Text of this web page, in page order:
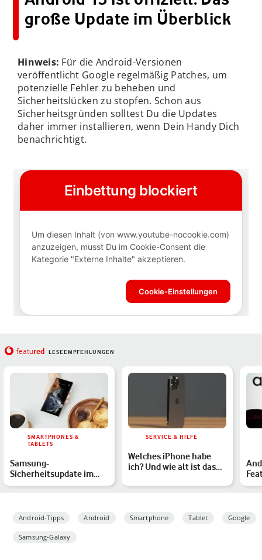
große Update im Überblick
Hinweis: Für die Android-Versionen
veröffentlicht Google regelmäßig Patches, um
potenzielle Fehler zu beheben und
Sicherheitslücken zu stopfen. Schon aus
Sicherheitsgründen solltest Du die Updates
daher immer installieren, wenn Dein Handy Dich
benachrichtigt.
featured LESEEMPFEHLUNGEN
SMARTPHONES &
TABLETS
Samsung-
Sicherheitsupdate im
Juli 2026 für diese
SERVICE & HILFE
Welches iPhone habe
ich? Und wie alt ist das
Android-Tipps Android Smartphone Tablet Google
Samsung-Galaxy